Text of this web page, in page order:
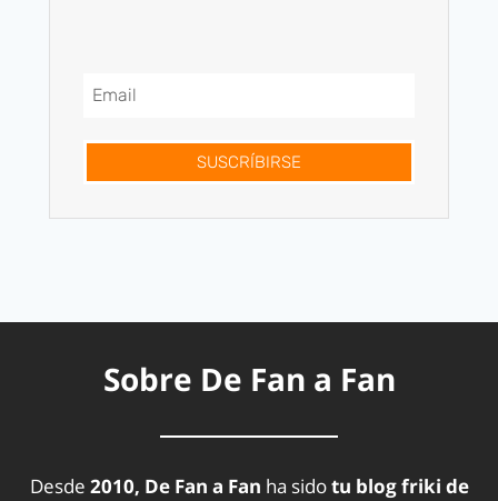
SUSCRÍBIRSE
Sobre De Fan a Fan
Desde 2010, De Fan a Fan ha sidotu blog friki de